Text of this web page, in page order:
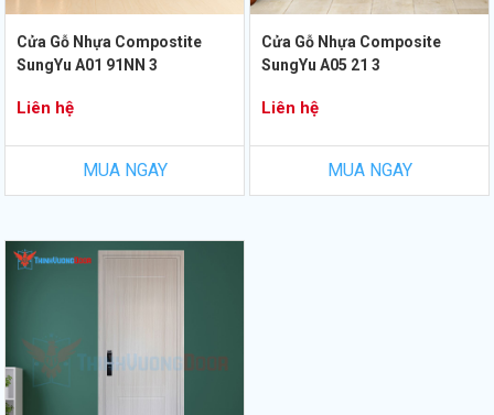
Cửa Gỗ Nhựa Compostite
SungYu A01 91NN 3
Liên hệ
MUA NGAY
Cửa Gỗ Nhựa Composite
SungYu A05 21 3
Liên hệ
MUA NGAY